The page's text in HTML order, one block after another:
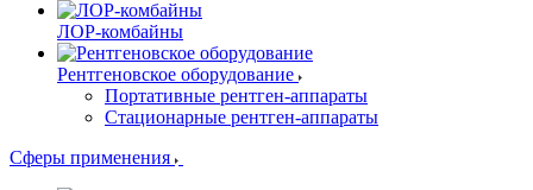
ЛОР-комбайны
Рентгеновское оборудование
Портативные рентген-аппараты
Стационарные рентген-аппараты
Сферы применения